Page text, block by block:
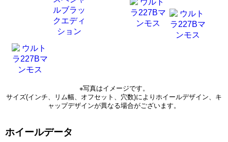
※写真はイメージです。
サイズ(インチ、リム幅、オフセット、穴数)によりホイールデザイン、キ
ャップデザインが異なる場合がございます。
ホイールデータ